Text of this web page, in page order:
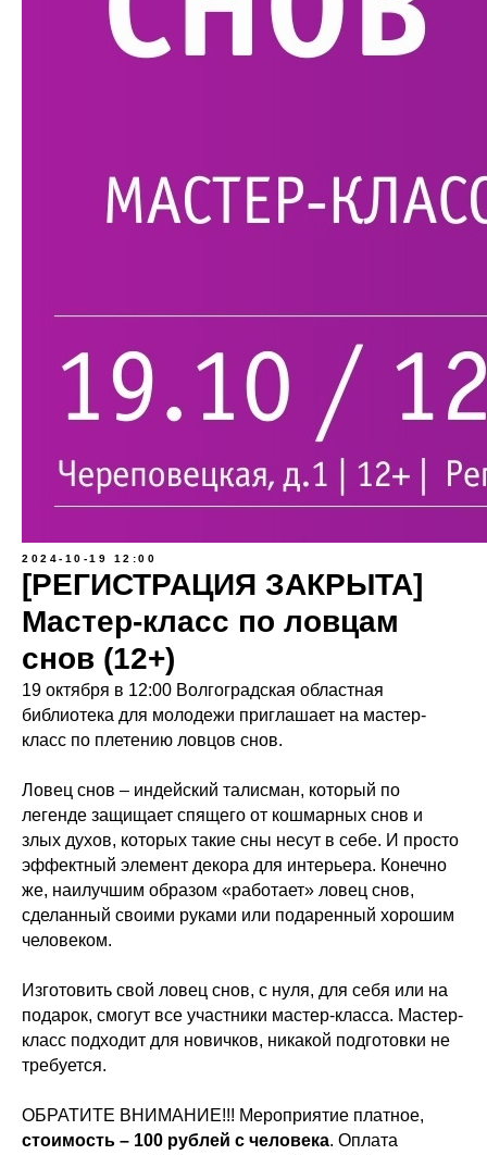
2024-10-19 12:00
[РЕГИСТРАЦИЯ ЗАКРЫТА]
Мастер-класс по ловцам
снов (12+)
19 октября в 12:00 Волгоградская областная
библиотека для молодежи приглашает на мастер-
класс по плетению ловцов снов.
Ловец снов – индейский талисман, который по
легенде защищает спящего от кошмарных снов и
злых духов, которых такие сны несут в себе. И просто
эффектный элемент декора для интерьера. Конечно
же, наилучшим образом «работает» ловец снов,
сделанный своими руками или подаренный хорошим
человеком.
Изготовить свой ловец снов, с нуля, для себя или на
подарок, смогут все участники мастер-класса. Мастер-
класс подходит для новичков, никакой подготовки не
требуется.
ОБРАТИТЕ ВНИМАНИЕ!!! Мероприятие платное,
стоимость – 100 рублей с человека. Оплата